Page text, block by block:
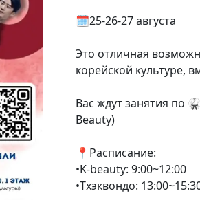
🗓️25-26-27 августа
Это отличная
корейской культуре,
Вас ждут занятия по
Beauty)
📍Расписание:
•K-beauty: 9:00~12:00
•Тхэквондо: